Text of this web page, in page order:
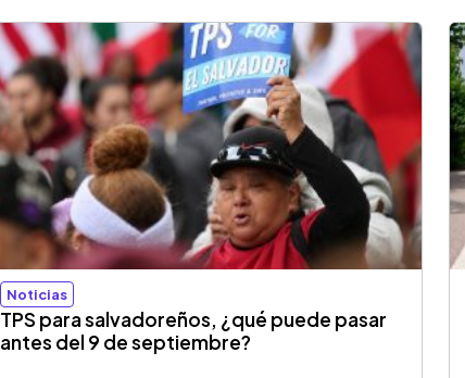
Noticias
TPS para salvadoreños, ¿qué puede pasar
antes del 9 de septiembre?